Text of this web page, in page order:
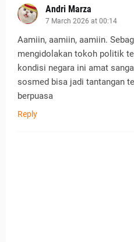
Andri Marza
7 March 2026 at 00:14
Aamiin, aamiin, aamiin.
mengidolakan tokoh politik
kondisi negara ini amat
sosmed bisa jadi tantangan
berpuasa
Reply